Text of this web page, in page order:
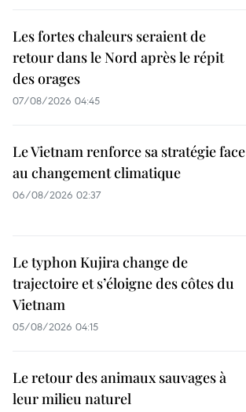
Les fortes chaleurs seraient de
retour dans le Nord après le répit
des orages
07/08/2026 04:45
Le Vietnam renforce sa stratégie face
au changement climatique
06/08/2026 02:37
Le typhon Kujira change de
trajectoire et s’éloigne des côtes du
Vietnam
05/08/2026 04:15
Le retour des animaux sauvages à
leur milieu naturel